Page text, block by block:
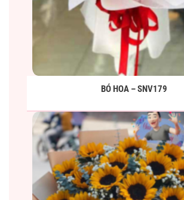
BÓ HOA – SNV179